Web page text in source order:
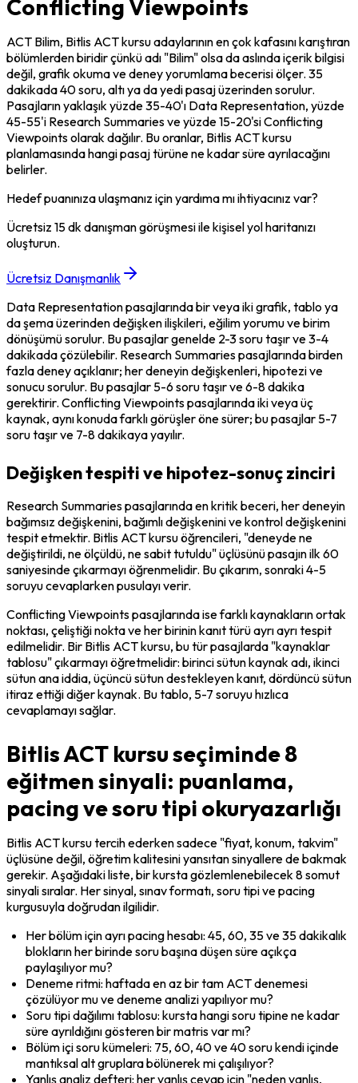
Conflicting Viewpoints
ACT Bilim, Bitlis ACT kursu adaylarının en çok kafasını karıştıran
bölümlerden biridir çünkü adı "Bilim" olsa da aslında içerik bilgisi
değil, grafik okuma ve deney yorumlama becerisi ölçer. 35
dakikada 40 soru, altı ya da yedi pasaj üzerinden sorulur.
Pasajların yaklaşık yüzde 35-40'ı Data Representation, yüzde
45-55'i Research Summaries ve yüzde 15-20'si Conflicting
Viewpoints olarak dağılır. Bu oranlar, Bitlis ACT kursu
planlamasında hangi pasaj türüne ne kadar süre ayrılacağını
belirler.
Hedef puanınıza ulaşmanız için yardıma mı ihtiyacınız var?
Ücretsiz 15 dk danışman görüşmesi ile kişisel yol haritanızı
oluşturun.
Ücretsiz Danışmanlık
Data Representation pasajlarında bir veya iki grafik, tablo ya
da şema üzerinden değişken ilişkileri, eğilim yorumu ve birim
dönüşümü sorulur. Bu pasajlar genelde 2-3 soru taşır ve 3-4
dakikada çözülebilir. Research Summaries pasajlarında birden
fazla deney açıklanır; her deneyin değişkenleri, hipotezi ve
sonucu sorulur. Bu pasajlar 5-6 soru taşır ve 6-8 dakika
gerektirir. Conflicting Viewpoints pasajlarında iki veya üç
kaynak, aynı konuda farklı görüşler öne sürer; bu pasajlar 5-7
soru taşır ve 7-8 dakikaya yayılır.
Değişken tespiti ve hipotez-sonuç zinciri
Research Summaries pasajlarında en kritik beceri, her deneyin
bağımsız değişkenini, bağımlı değişkenini ve kontrol değişkenini
tespit etmektir. Bitlis ACT kursu öğrencileri, "deneyde ne
değiştirildi, ne ölçüldü, ne sabit tutuldu" üçlüsünü pasajın ilk 60
saniyesinde çıkarmayı öğrenmelidir. Bu çıkarım, sonraki 4-5
soruyu cevaplarken pusulayı verir.
Conflicting Viewpoints pasajlarında ise farklı kaynakların ortak
noktası, çeliştiği nokta ve her birinin kanıt türü ayrı ayrı tespit
edilmelidir. Bir Bitlis ACT kursu, bu tür pasajlarda "kaynaklar
tablosu" çıkarmayı öğretmelidir: birinci sütun kaynak adı, ikinci
sütun ana iddia, üçüncü sütun destekleyen kanıt, dördüncü sütun
itiraz ettiği diğer kaynak. Bu tablo, 5-7 soruyu hızlıca
cevaplamayı sağlar.
Bitlis ACT kursu seçiminde 8
eğitmen sinyali: puanlama,
pacing ve soru tipi okuryazarlığı
Bitlis ACT kursu tercih ederken sadece "fiyat, konum, takvim"
üçlüsüne değil, öğretim kalitesini yansıtan sinyallere de bakmak
gerekir. Aşağıdaki liste, bir kursta gözlemlenebilecek 8 somut
sinyali sıralar. Her sinyal, sınav formatı, soru tipi ve pacing
kurgusuyla doğrudan ilgilidir.
Her bölüm için ayrı pacing hesabı: 45, 60, 35 ve 35 dakikalık
blokların her birinde soru başına düşen süre açıkça
paylaşılıyor mu?
Deneme ritmi: haftada en az bir tam ACT denemesi
çözülüyor mu ve deneme analizi yapılıyor mu?
Soru tipi dağılımı tablosu: kursta hangi soru tipine ne kadar
süre ayrıldığını gösteren bir matris var mı?
Bölüm içi soru kümeleri: 75, 60, 40 ve 40 soru kendi içinde
mantıksal alt gruplara bölünerek mi çalışılıyor?
Yanlış analiz defteri: her yanlış cevap için "neden yanlış,